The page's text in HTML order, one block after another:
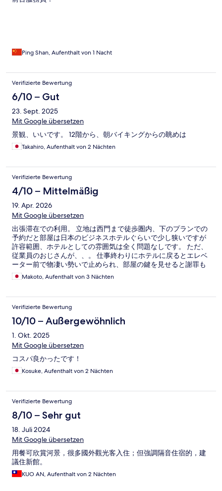
Ping Shan, Aufenthalt von 1 Nacht
Verifizierte Bewertung
6/10 – Gut
23. Sept. 2025
Mit Google übersetzen
景観、いいです。 12階から、朝バイキングからの眺めは
Takahiro, Aufenthalt von 2 Nächten
Verifizierte Bewertung
4/10 – Mittelmäßig
19. Apr. 2026
Mit Google übersetzen
出張滞在での利用。 立地は西門まで徒歩圏内、下のプランでの
予約だと部屋は日本のビジネスホテルぐらいで少し狭いですが
許容範囲、ホテルとしての雰囲気は全く問題なしです。 ただ、
従業員のおじさんが、、。 仕事終わりにホテルに戻るとエレベ
ーター前で物凄い勢いで止められ、部屋の鍵を見せると謝罪も
なく立ち去っていきました。 不審者を止める従業員さんの行動
は正解かもしれないですが(当日は仕事後で作業着が少し汚れて
罪をして欲しかったと感じました。 出張者の皆様、作業着での
滞在はオススメしません。
Makoto, Aufenthalt von 3 Nächten
Verifizierte Bewertung
10/10 – Außergewöhnlich
1. Okt. 2025
Mit Google übersetzen
コスパ良かったです！
Kosuke, Aufenthalt von 2 Nächten
Verifizierte Bewertung
8/10 – Sehr gut
18. Juli 2024
Mit Google übersetzen
用餐可欣賞河景，很多國外觀光客入住；但強調隔音住宿的，建
議住新館。
KUO AN, Aufenthalt von 2 Nächten